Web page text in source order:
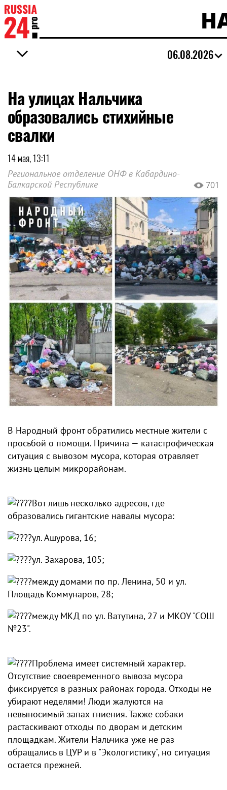
06.08.2026
На улицах Нальчика
образовались стихийные
свалки
14 мая, 13:11
Региональное отделение ОНФ в Кабардино-
Балкарской Республике
701
В Народный фронт обратились местные жители с
просьбой о помощи. Причина — катастрофическая
ситуация с вывозом мусора, которая отравляет
жизнь целым микрорайонам.
Вот лишь несколько адресов, где
образовались гигантские навалы мусора:
ул. Ашурова, 16;
ул. Захарова, 105;
между домами по пр. Ленина, 50 и ул.
Площадь Коммунаров, 28;
между МКД по ул. Ватутина, 27 и МКОУ "СОШ
№23".
Проблема имеет системный характер.
Отсутствие своевременного вывоза мусора
фиксируется в разных районах города. Отходы не
убирают неделями! Люди жалуются на
невыносимый запах гниения. Также собаки
растаскивают отходы по дворам и детским
площадкам. Жители Нальчика уже не раз
обращались в ЦУР и в "Экологистику", но ситуация
остается прежней.